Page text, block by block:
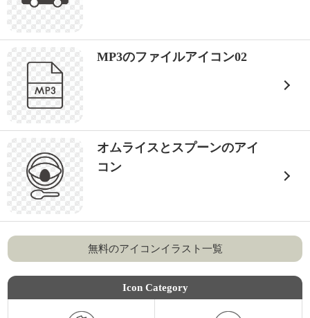
MP3のファイルアイコン02
オムライスとスプーンのアイ
コン
無料のアイコンイラスト一覧
Icon Category